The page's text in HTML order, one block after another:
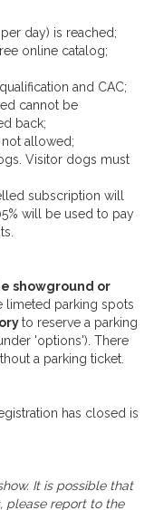
day) is reached;
online catalog;
and CAC;
cannot be
back;
allowed;
Visitor dogs must
subscription will
will be used to pay
showground or
limeted parking spots
to reserve a parking
'options'). There
a parking ticket.
has closed is
It is possible that
please report to the